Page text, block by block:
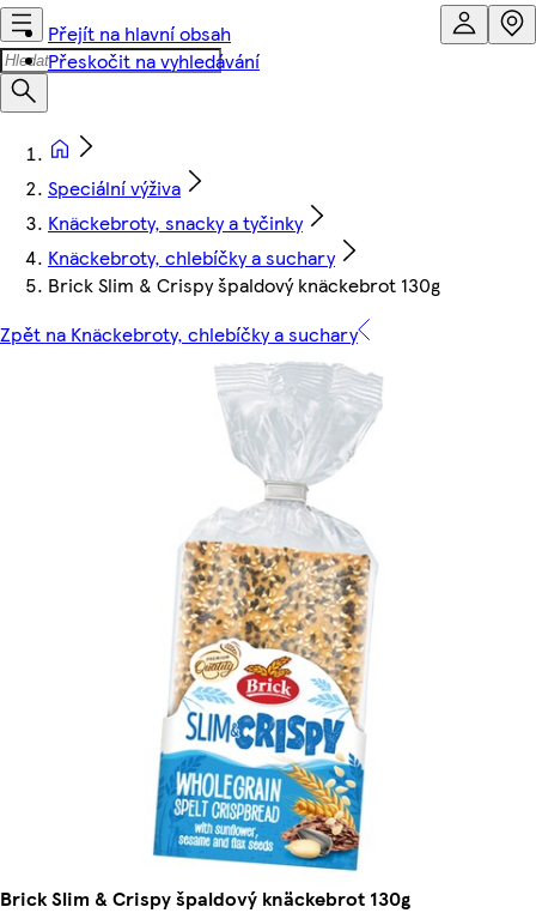
Přejít na hlavní obsah
Přeskočit na vyhledávání
Speciální výživa
Knäckebroty, snacky a tyčinky
Knäckebroty, chlebíčky a suchary
Brick Slim & Crispy špaldový knäckebrot 130g
Zpět na Knäckebroty, chlebíčky a suchary
Brick Slim & Crispy špaldový knäckebrot 130g